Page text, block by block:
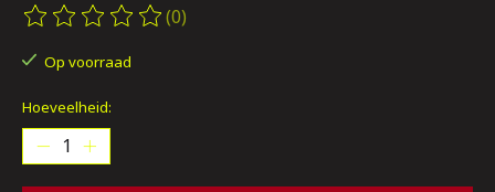
De beoordeling van dit product is
(0)
Op voorraad
Hoeveelheid: